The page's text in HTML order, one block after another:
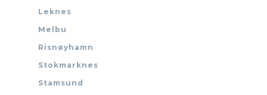
Leknes
Melbu
Risnøyhamn
Stokmarknes
Stamsund